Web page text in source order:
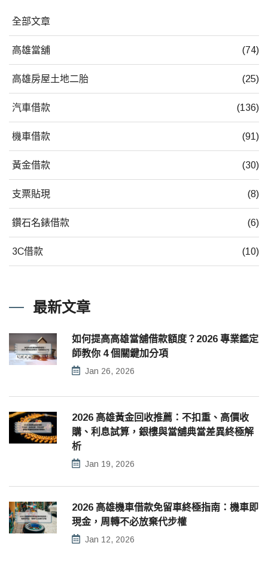
全部文章
高雄當舖 (74)
高雄房屋土地二胎 (25)
汽車借款 (136)
機車借款 (91)
黃金借款 (30)
支票貼現 (8)
鑽石名錶借款 (6)
3C借款 (10)
最新文章
如何提高高雄當舖借款額度？2026 專業鑑定
師教你 4 個關鍵加分項
Jan 26, 2026
2026 高雄黃金回收推薦：不扣重、高價收
購、利息試算，銀樓與當舖典當差異終極解
析
Jan 19, 2026
2026 高雄機車借款免留車終極指南：機車即
現金，周轉不必放棄代步權
Jan 12, 2026